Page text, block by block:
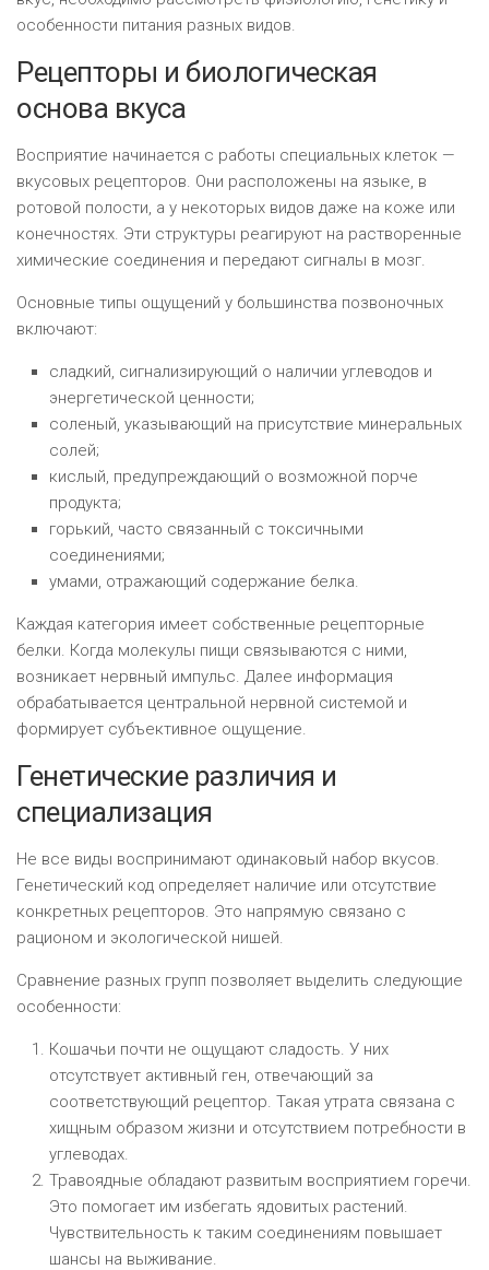
особенности питания разных видов.
Рецепторы и биологическая
основа вкуса
Восприятие начинается с работы специальных клеток —
вкусовых рецепторов. Они расположены на языке, в
ротовой полости, а у некоторых видов даже на коже или
конечностях. Эти структуры реагируют на растворенные
химические соединения и передают сигналы в мозг.
Основные типы ощущений у большинства позвоночных
включают:
сладкий, сигнализирующий о наличии углеводов и
энергетической ценности;
соленый, указывающий на присутствие минеральных
солей;
кислый, предупреждающий о возможной порче
продукта;
горький, часто связанный с токсичными
соединениями;
умами, отражающий содержание белка.
Каждая категория имеет собственные рецепторные
белки. Когда молекулы пищи связываются с ними,
возникает нервный импульс. Далее информация
обрабатывается центральной нервной системой и
формирует субъективное ощущение.
Генетические различия и
специализация
Не все виды воспринимают одинаковый набор вкусов.
Генетический код определяет наличие или отсутствие
конкретных рецепторов. Это напрямую связано с
рационом и экологической нишей.
Сравнение разных групп позволяет выделить следующие
особенности:
Кошачьи почти не ощущают сладость. У них
отсутствует активный ген, отвечающий за
соответствующий рецептор. Такая утрата связана с
хищным образом жизни и отсутствием потребности в
углеводах.
Травоядные обладают развитым восприятием горечи.
Это помогает им избегать ядовитых растений.
Чувствительность к таким соединениям повышает
шансы на выживание.